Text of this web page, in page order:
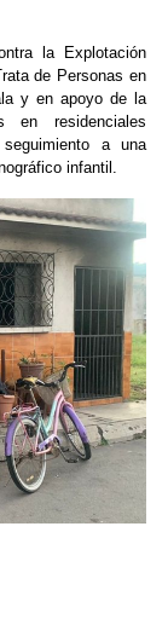
la Explotación
de Personas en
y en apoyo de la
en residenciales
a una
infantil.